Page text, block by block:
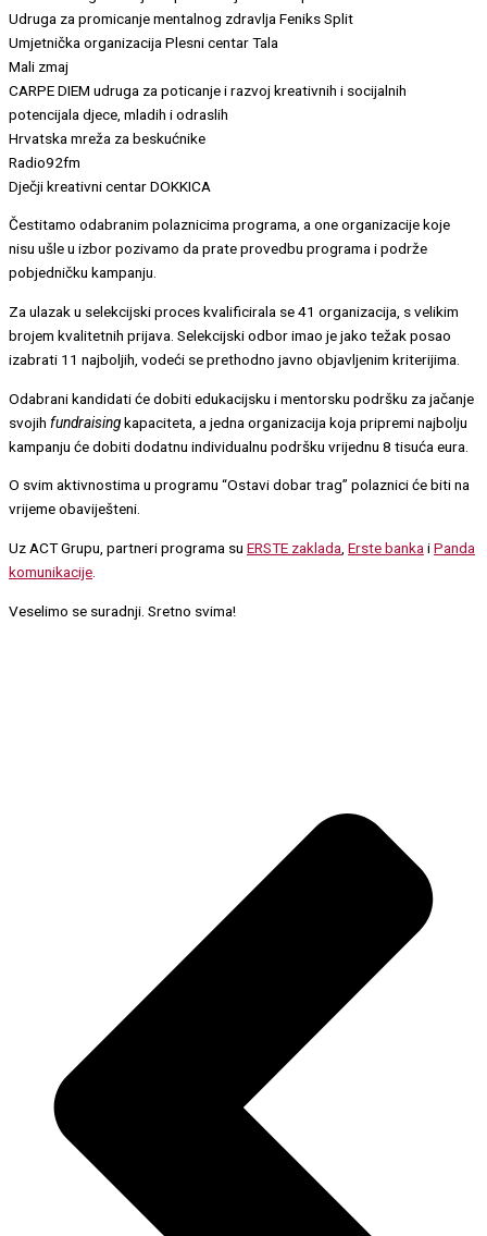
Udruga za promicanje mentalnog zdravlja Feniks Split
Umjetnička organizacija Plesni centar Tala
Mali zmaj
CARPE DIEM udruga za poticanje i razvoj kreativnih i socijalnih
potencijala djece, mladih i odraslih
Hrvatska mreža za beskućnike
Radio92fm
Dječji kreativni centar DOKKICA
Čestitamo odabranim polaznicima programa, a one organizacije koje
nisu ušle u izbor pozivamo da prate provedbu programa i podrže
pobjedničku kampanju.
Za ulazak u selekcijski proces kvalificirala se 41 organizacija, s velikim
brojem kvalitetnih prijava. Selekcijski odbor imao je jako težak posao
izabrati 11 najboljih, vodeći se prethodno javno objavljenim kriterijima.
Odabrani kandidati će dobiti edukacijsku i mentorsku podršku za jačanje
svojih fundraisingkapaciteta, a jedna organizacija koja pripremi najbolju
kampanju će dobiti dodatnu individualnu podršku vrijednu 8 tisuća eura.
O svim aktivnostima u programu “Ostavi dobar trag” polaznici će biti na
vrijeme obaviješteni.
Uz ACT Grupu, partneri programa su ERSTE zaklada Erste banka iPanda
komunikacije
Veselimo se suradnji. Sretno svima!